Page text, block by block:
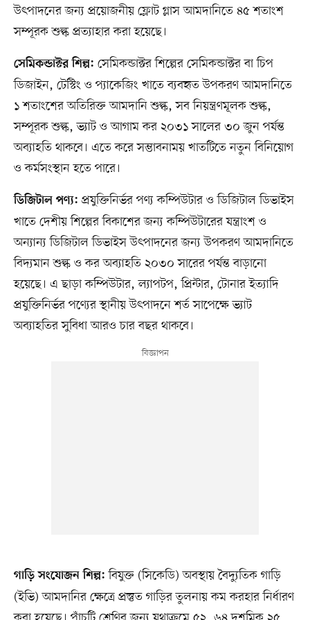
উৎপাদনের জন্য প্রয়োজনীয় ফ্লোট গ্লাস আমদানিতে ৪৫ শতাংশ
সম্পূরক শুল্ক প্রত্যাহার করা হয়েছে।
সেমিকন্ডাক্টর শিল্প: সেমিকন্ডাক্টর শিল্পের সেমিকন্ডাক্টর বা চিপ
ডিজাইন, টেস্টিং ও প্যাকেজিং খাতে ব্যবহৃত উপকরণ আমদানিতে
১ শতাংশের অতিরিক্ত আমদানি শুল্ক, সব নিয়ন্ত্রণমূলক শুল্ক,
সম্পূরক শুল্ক, ভ্যাট ও আগাম কর ২০৩১ সালের ৩০ জুন পর্যন্ত
অব্যাহতি থাকবে। এতে করে সম্ভাবনাময় খাতটিতে নতুন বিনিয়োগ
ও কর্মসংস্থান হতে পারে।
ডিজিটাল পণ্য: প্রযুক্তিনির্ভর পণ্য কম্পিউটার ও ডিজিটাল ডিভাইস
খাতে দেশীয় শিল্পের বিকাশের জন্য কম্পিউটারের যন্ত্রাংশ ও
অন্যান্য ডিজিটাল ডিভাইস উৎপাদনের জন্য উপকরণ আমদানিতে
বিদ্যমান শুল্ক ও কর অব্যাহতি ২০৩০ সারের পর্যন্ত বাড়ানো
হয়েছে। এ ছাড়া কম্পিউটার, ল্যাপটপ, প্রিন্টার, টোনার ইত্যাদি
প্রযুক্তিনির্ভর পণ্যের স্থানীয় উৎপাদনে শর্ত সাপেক্ষে ভ্যাট
অব্যাহতির সুবিধা আরও চার বছর থাকবে।
গাড়ি সংযোজন শিল্প: বিযুক্ত (সিকেডি) অবস্থায় বৈদ্যুতিক গাড়ি
(ইভি) আমদানির ক্ষেত্রে প্রস্তুত গাড়ির তুলনায় কম করহার নির্ধারণ